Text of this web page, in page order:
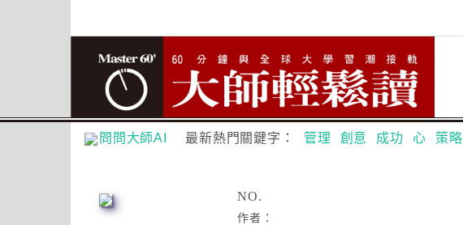
問問大師AI 最新熱門關鍵字： 管理 創意 成功 心 策略
NO.
作者：